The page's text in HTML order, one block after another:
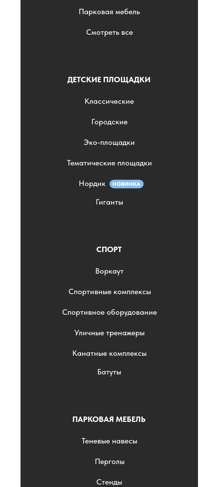
Парковая мебель
Смотреть все
ДЕТСКИЕ ПЛОЩАДКИ
Классические
Городские
Эко-площадки
Тематические площадки
Нордик
Гиганты
СПОРТ
Воркаут
Спортивные комплексы
Спортивное оборудование
Уличные тренажеры
Канатные комплексы
Батуты
ПАРКОВАЯ МЕБЕЛЬ
Теневые навесы
Перголы
Стенды